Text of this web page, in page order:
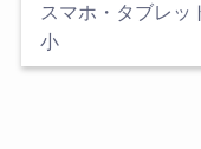
スマホ・タブレッ
小